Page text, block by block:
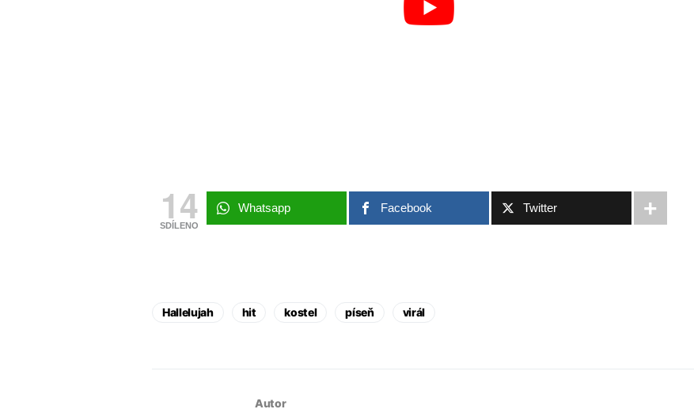
14
SDÍLENO
Whatsapp Facebook Twitter
Hallelujah hit kostel píseň virál
Autor